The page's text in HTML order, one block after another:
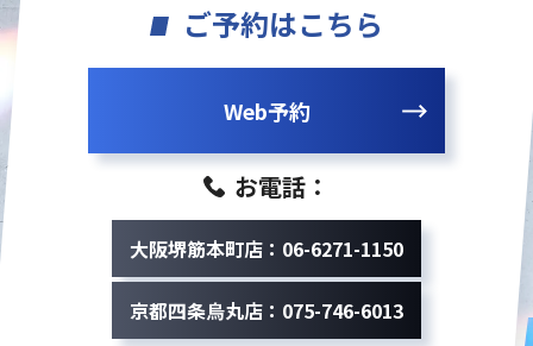
ご予約はこちら
Web予約
お電話：
大阪堺筋本町店：06-6271-1150
京都四条烏丸店：075-746-6013